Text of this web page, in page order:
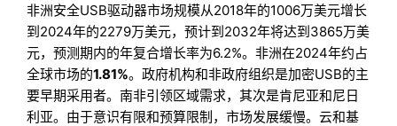
非洲安全USB驱动器市场规模从2018年的1006万美元增长
到2024年的2279万美元，预计到2032年将达到3865万美
元，预测期内的年复合增长率为6.2%。非洲在2024年约占
全球市场的1.81%。政府机构和非政府组织是加密USB的主
要早期采用者。南非引领区域需求，其次是肯尼亚和尼日
利亚。由于意识有限和预算限制，市场发展缓慢。云和基